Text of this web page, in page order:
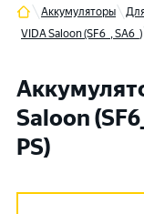
Аккумуляторы
VIDA Saloon (SF6_, SA6_)
Saloon
PS)